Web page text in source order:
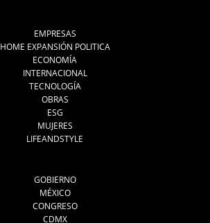
EMPRESAS
HOME EXPANSIÓN POLITICA
ECONOMÍA
INTERNACIONAL
TECNOLOGÍA
OBRAS
ESG
MUJERES
LIFEANDSTYLE
GOBIERNO
MÉXICO
CONGRESO
CDMX